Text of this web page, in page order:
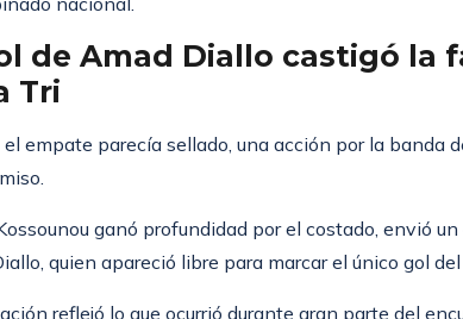
de conformismo con el empate, una estrategia
nacional.
de Amad Diallo castigó la
Tri
el empate parecía sellado, una acción por la banda
ganó profundidad por el costado, envió un
quien apareció libre para marcar el único gol